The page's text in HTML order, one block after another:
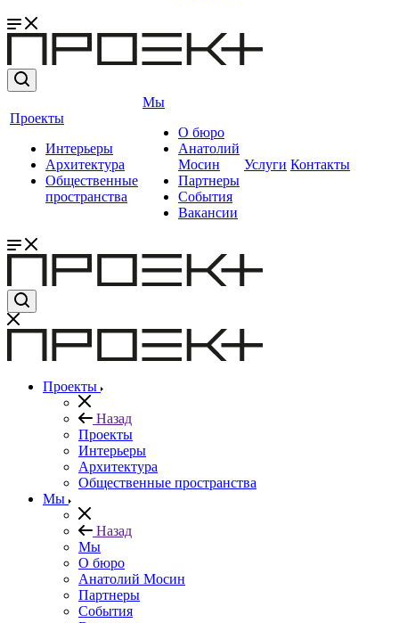
Проекты
Интерьеры
Архитектура
Общественные
пространства
Мы
О бюро
Анатолий
Мосин
Партнеры
События
Вакансии
Услуги Контакты
Проекты
Назад
Проекты
Интерьеры
Архитектура
Общественные пространства
Мы
Назад
Мы
О бюро
Анатолий Мосин
Партнеры
События